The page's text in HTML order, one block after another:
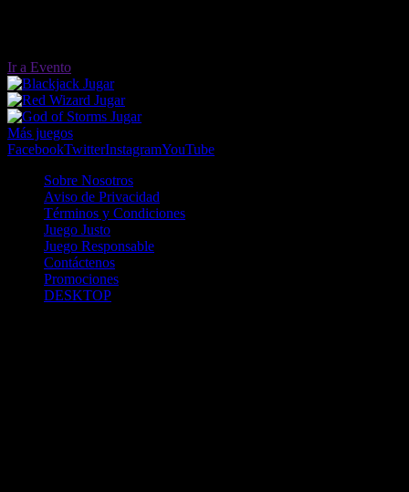
Ir a Evento
Jugar
Jugar
Jugar
Más juegos
FacebookTwitterInstagramYouTube
Sobre Nosotros
Aviso de Privacidad
Términos y Condiciones
Juego Justo
Juego Responsable
Contáctenos
Promociones
DESKTOP